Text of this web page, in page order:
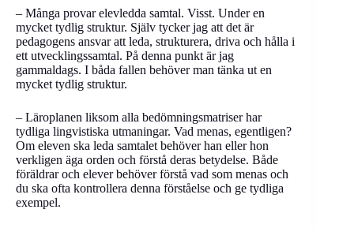
– Många provar elevledda samtal. Visst. Under en
mycket tydlig struktur. Själv tycker jag att det är
pedagogens ansvar att leda, strukturera, driva och hålla i
ett utvecklingssamtal. På denna punkt är jag
gammaldags. I båda fallen behöver man tänka ut en
mycket tydlig struktur.
– Läroplanen liksom alla bedömningsmatriser har
tydliga lingvistiska utmaningar. Vad menas, egentligen?
Om eleven ska leda samtalet behöver han eller hon
verkligen äga orden och förstå deras betydelse. Både
föräldrar och elever behöver förstå vad som menas och
du ska ofta kontrollera denna förståelse och ge tydliga
exempel.